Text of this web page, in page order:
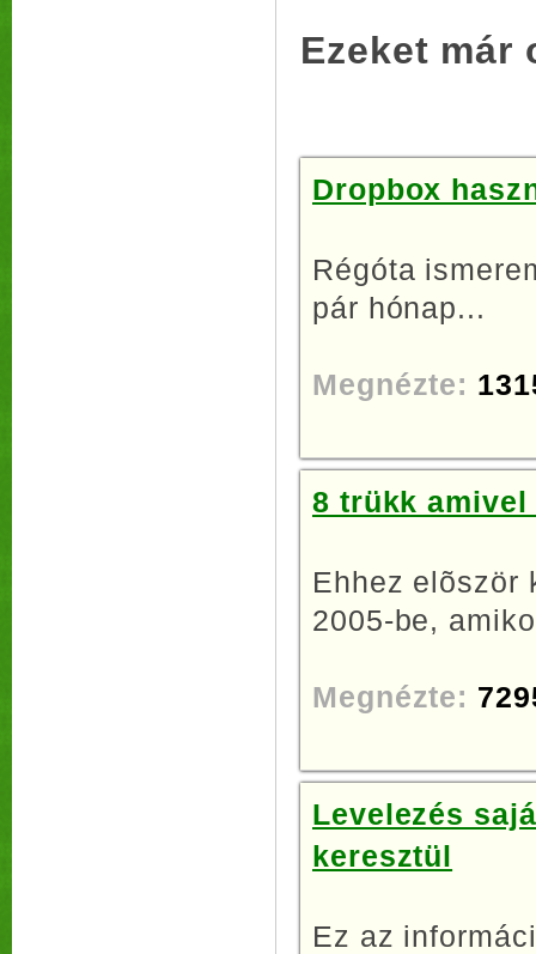
Ezeket már
Dropbox
Régóta
pár hónap...
Megnézte:
8 trükk amivel
Ehhez elõször
2005-be,
Megnézte:
Levelezés
keresztül
Ez az